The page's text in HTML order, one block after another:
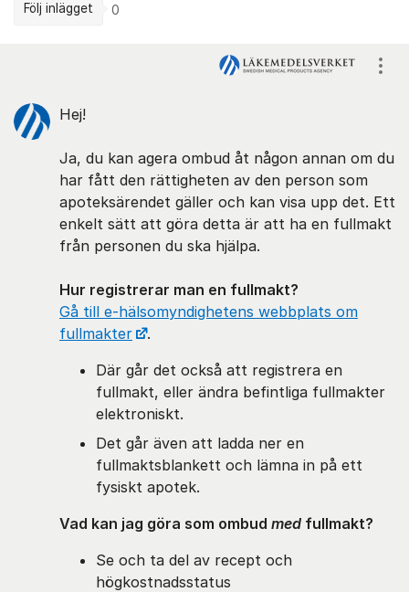
Följ inlägget 0
Hej!
Ja, du kan agera ombud åt någon annan om du
har fått den rättigheten av den person som
apoteksärendet gäller och kan visa upp det. Ett
enkelt sätt att göra detta är att ha en fullmakt
från personen du ska hjälpa.
Hur registrerar man en fullmakt?
Gå till e-hälsomyndighetens webbplats om
fullmakter
.
Där går det också att registrera en
fullmakt, eller ändra befintliga fullmakter
elektroniskt.
Det går även att ladda ner en
fullmaktsblankett och lämna in på ett
fysiskt apotek.
Vad kan jag göra som ombud med fullmakt?
Se och ta del av recept och
högkostnadsstatus